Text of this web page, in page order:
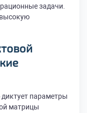
задачи.
высокую
параметры
матрицы